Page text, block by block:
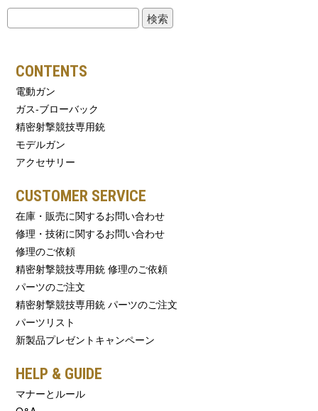
検
索:
CONTENTS
電動ガン
ガス-ブローバック
精密射撃競技専用銃
モデルガン
アクセサリー
CUSTOMER SERVICE
在庫・販売に関するお問い合わせ
修理・技術に関するお問い合わせ
修理のご依頼
精密射撃競技専用銃 修理のご依頼
パーツのご注文
精密射撃競技専用銃 パーツのご注文
パーツリスト
新製品プレゼントキャンペーン
HELP & GUIDE
マナーとルール